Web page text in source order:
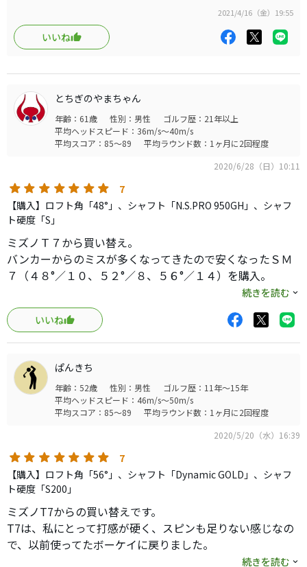
ソールの抜け、スピン等は不満ありません。
見た目とブランドイメージだけは最高です。
2021/4/16（金）19:55
いいね
とちぎのやまちゃん
年齢：61歳 性別：男性
ゴルフ歴：21年以上
平均ヘッドスピード：36m/s～40m/s
平均スコア：85～89
平均ラウンド数：1ヶ月に2回程度
2020/6/28（日）10:11
7
【購入】ロフト角「48°」、シャフト「N.S.PRO 950GH」、シャフ
ト硬度「S」
ミズノＴ７から買い替え。
バンカーからのミスが多くなってきたので安くなったＳＭ
７（４８°／１０、５２°／８、５６°／１４）を購入。
先日太平洋クラブＰＧＭ益子でコースデビューしましたの
で感想です。
（バンカーは白砂で雨が降っていてもフカフカでフェース
がもぐりやすい状態）
アプローチ：打感は下取りに出したＴ７より圧倒的に柔ら
かくて良い。Ｔ７は自分のスイングだと左ひっかけが多く
出るが、ＳＭ７は真っすぐ打ち出せるのでターゲットを定
バンカー：芝の上からのアプローチと同じスイングで脱出
できて非常に簡単。少々のあごの高さであればフェースを
開かなくてもボールが高く出ます。
あごの高いバンカーでも脱出出来るよう５８°Ｄグラインド
も追加購入しました。
コースによって４本のうち３本を選択してプレーするのが
楽しみになってきました。
続きを読む
いいね
ぱんきち
年齢：52歳 性別：男性
ゴルフ歴：11年～15年
平均ヘッドスピード：46m/s～50m/s
平均スコア：85～89
平均ラウンド数：1ヶ月に2回程度
2020/5/20（水）16:39
7
【購入】ロフト角「56°」、シャフト「Dynamic GOLD」、シャフ
ト硬度「S200」
ミズノT7からの買い替えです。
T7は、私にとって打感が硬く、スピンも足りない感じなの
で、以前使ってたボーケイに戻りました。
続きを読む